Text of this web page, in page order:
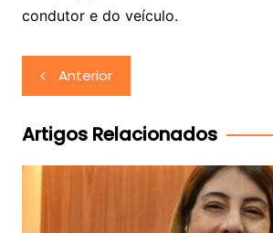
condutor e do veículo.
Navegação
de
Post
Anterior
Artigos Relacionados